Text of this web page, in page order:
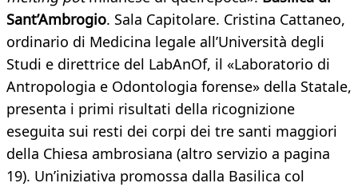
Sant’Ambrogio. Sala Capitolare. Cristina Cattaneo,
ordinario di Medicina legale all’Università degli
Studi e direttrice del LabAnOf, il «Laboratorio di
Antropologia e Odontologia forense» della Statale,
presenta i primi risultati della ricognizione
eseguita sui resti dei corpi dei tre santi maggiori
della Chiesa ambrosiana (altro servizio a pagina
19). Un’iniziativa promossa dalla Basilica col